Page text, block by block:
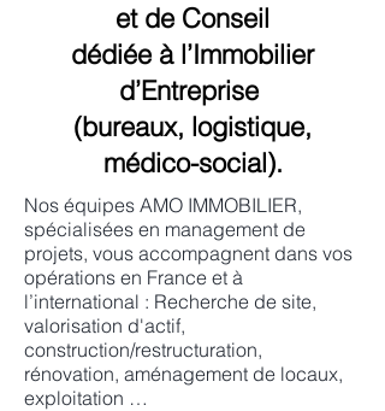
et de Conseil
dédiée à l’Immobilier
d’Entreprise
(bureaux, logistique,
médico-social).
Nos équipes AMO IMMOBILIER,
spécialisées en management de
projets, vous accompagnent dans vos
opérations en France et à
l’international : Recherche de site,
valorisation d'actif,
construction/restructuration,
rénovation, aménagement de locaux,
exploitation …